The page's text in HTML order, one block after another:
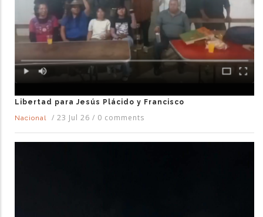
Libertad para Jesús Plácido y Francisco
Nacional
/ 23 Jul 26 / 0 comments